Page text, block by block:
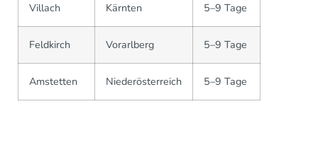
Villach Kärnten 5–9 Tage
Feldkirch Vorarlberg 5–9 Tage
Amstetten Niederösterreich 5–9 Tage